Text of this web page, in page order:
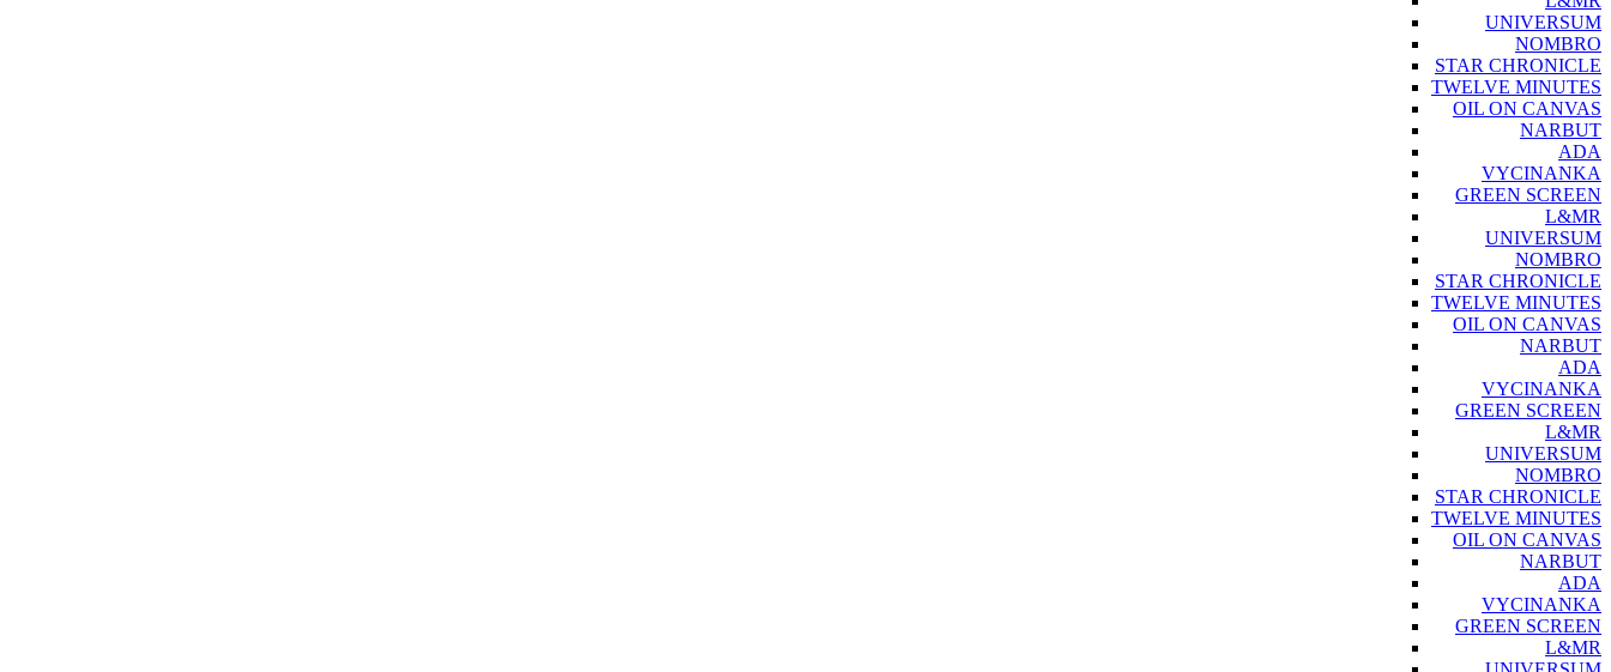
UNIVERSUM
NOMBRO
STAR CHRONICLE
TWELVE MINUTES
OIL ON CANVAS
NARBUT
ADA
VYCINANKA
GREEN SCREEN
L&MR
UNIVERSUM
NOMBRO
STAR CHRONICLE
TWELVE MINUTES
OIL ON CANVAS
NARBUT
ADA
VYCINANKA
GREEN SCREEN
L&MR
UNIVERSUM
NOMBRO
STAR CHRONICLE
TWELVE MINUTES
OIL ON CANVAS
NARBUT
ADA
VYCINANKA
GREEN SCREEN
L&MR